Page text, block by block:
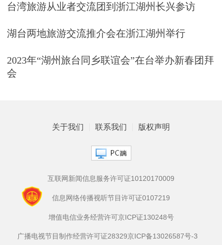
台湾旅游从业者交流团到浙江湖州长兴参访
湖台两地旅游交流推介会在浙江湖州举行
2023年“湖州旅台同乡联谊会”在台举办新春团拜
会
关于我们 联系我们 版权声明
互联网新闻信息服务许可证10120170009
信息网络传播视听节目许可证0107219
增值电信业务经营许可京ICP证130248号
广播电视节目制作经营许可证28329京ICP备13026587号-3